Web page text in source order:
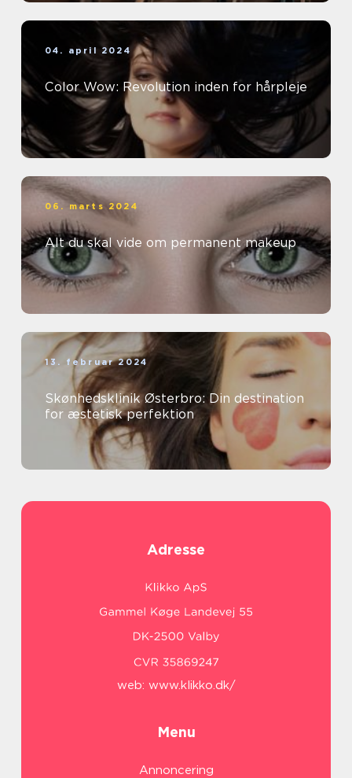
04. april 2024
Color Wow: Revolution inden for hårpleje
06. marts 2024
Alt du skal vide om permanent makeup
13. februar 2024
Skønhedsklinik Østerbro: Din destination
for æstetisk perfektion
Adresse
web: www.klikko.dk/
Menu
Annoncering